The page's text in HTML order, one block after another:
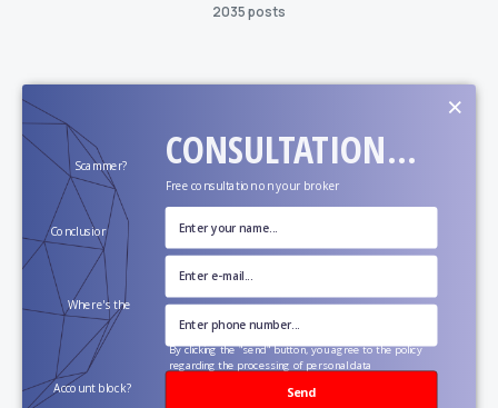
2035 posts
CONSULTATION...
Free consultation on your broker
Scammer?
Conclusion?
Where's the
money?
Account block? Send
×
By clicking the "send" button, you agree to the policy
regarding the processing of personal data